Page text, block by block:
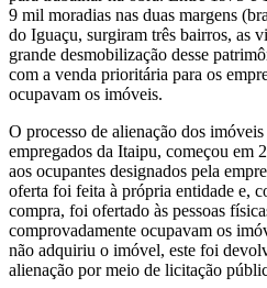
9 mil moradias nas duas margens
do Iguaçu, surgiram três bairros, as
grande desmobilização desse
com a venda prioritária para os
ocupavam os imóveis.
O processo de alienação dos
empregados da Itaipu, começou em
aos ocupantes designados pela
oferta foi feita à própria entidade e,
compra, foi ofertado às pessoas
comprovadamente ocupavam os
não adquiriu o imóvel, este foi
alienação por meio de licitação